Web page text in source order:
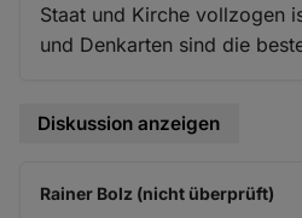
Staat und Kirche vollzogen
und Denkarten sind die
Diskussion anzeigen
Rainer Bolz (nicht überprüft)